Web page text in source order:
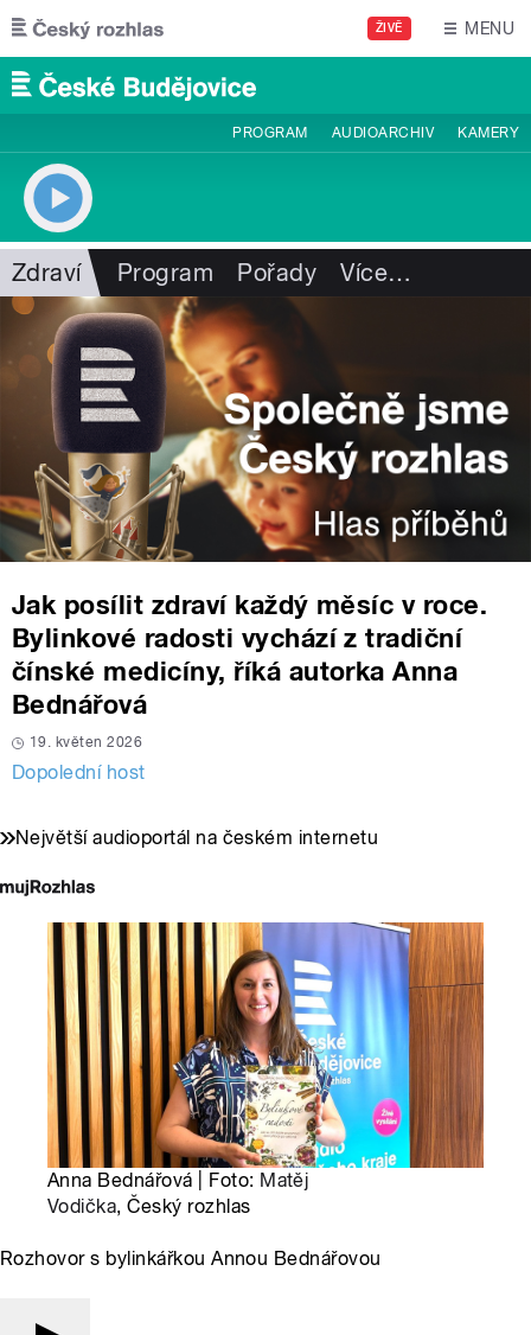
Přejít k hlavnímu obsahu
ŽIVĚ MENU
PROGRAM AUDIOARCHIV KAMERY
Zdraví Program Pořady Více…
Jak posílit zdraví každý měsíc v roce.
Bylinkové radosti vychází z tradiční
čínské medicíny, říká autorka Anna
Bednářová
19. květen 2026
Dopolední host
Největší audioportál na českém internetu
Anna Bednářová | Foto: Matěj
Vodička, Český rozhlas
Rozhovor s bylinkářkou Annou Bednářovou